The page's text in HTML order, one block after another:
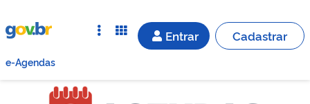
Entrar Cadastrar
e-Agendas